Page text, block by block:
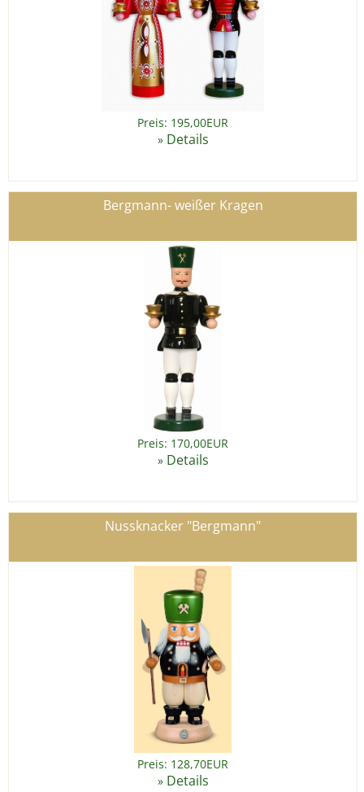
Preis: 195,00EUR
» Details
Bergmann- weißer Kragen
Preis: 170,00EUR
» Details
Nussknacker "Bergmann"
Preis: 128,70EUR
» Details